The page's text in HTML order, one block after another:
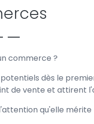
commerce ?
dès le
de vente et attirent
qu'elle mérite